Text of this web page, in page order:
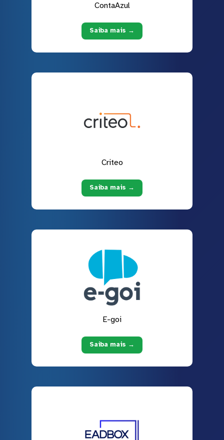
ContaAzul
Saiba mais →
Criteo
Saiba mais →
E-goi
Saiba mais →